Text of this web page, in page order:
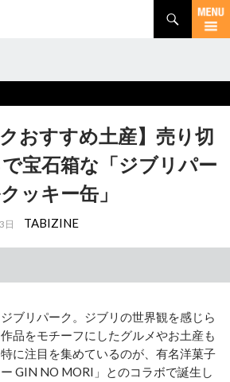
おすすめ土産】売り切
宝石箱な「ジブリパー
ッキー缶」
日 TABIZINE
ブリパーク。ジブリの世界観を感じら
品をモチーフにしたグルメやお土産も
に注目を集めているのが、有名洋菓子
GIN NO MORI」とのコラボで誕生し